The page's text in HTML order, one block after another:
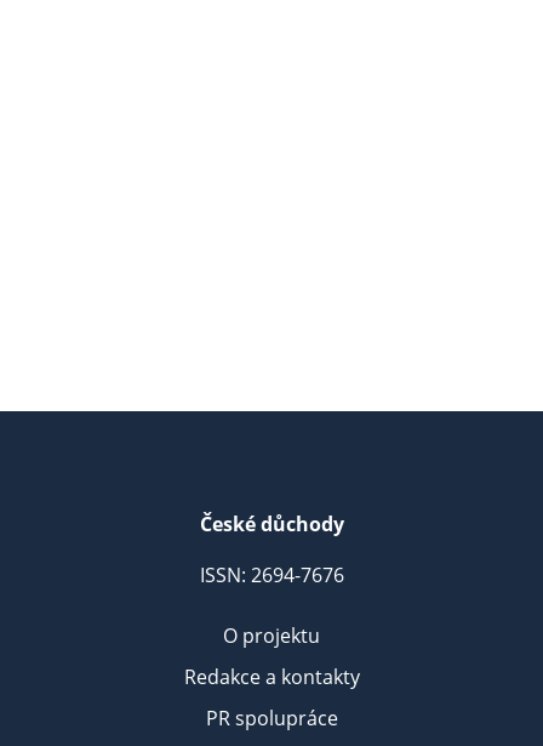
České důchody
ISSN: 2694-7676
O projektu
Redakce a kontakty
PR spolupráce